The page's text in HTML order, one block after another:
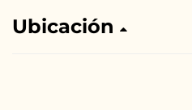
Ubicación